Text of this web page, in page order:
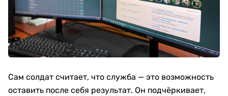
Сам солдат считает, что служба — это возможность
оставить после себя результат. Он подчёркивает,